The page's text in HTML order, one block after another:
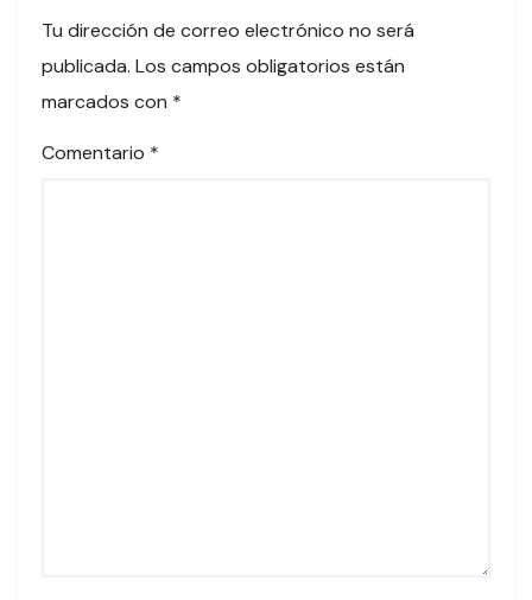
Tu dirección de correo electrónico no será
publicada. Los campos obligatorios están
marcados con *
Comentario *